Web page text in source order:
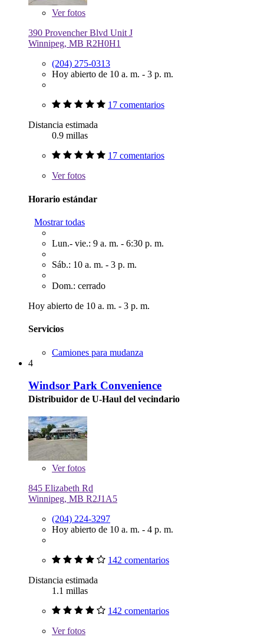
Verfotos
390 Provencher Blvd Unit J
Winnipeg, MB R2H0H1
(204) 275-0313
Hoy abierto de 10 a. m. - 3 p. m.
17 comentarios
Distancia estimada
0.9 millas
17 comentarios
Verfotos
Horario estándar
Mostrar todas
Lun.- vie.: 9 a. m. - 6:30 p. m.
Sáb.: 10 a. m. - 3 p. m.
Dom.: cerrado
Hoy abierto de 10 a. m. - 3 p. m.
Servicios
Camiones para mudanza
4
Windsor Park Convenience
Distribuidor de U-Haul del vecindario
Verfotos
845 Elizabeth Rd
Winnipeg, MB R2J1A5
(204) 224-3297
Hoy abierto de 10 a. m. - 4 p. m.
142 comentarios
Distancia estimada
1.1 millas
142 comentarios
Verfotos